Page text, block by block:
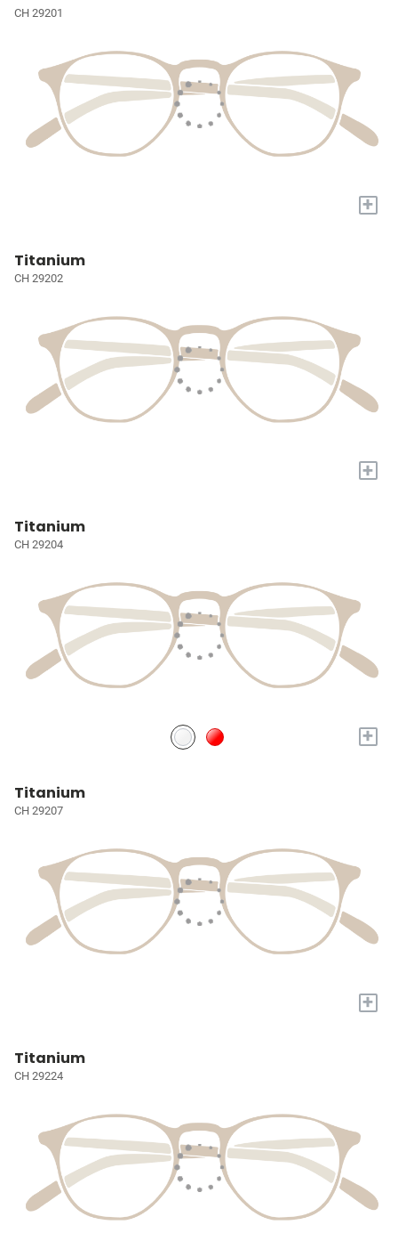
CH 29201
+
Titanium
CH 29202
+
Titanium
CH 29204
+
Titanium
CH 29207
+
Titanium
CH 29224